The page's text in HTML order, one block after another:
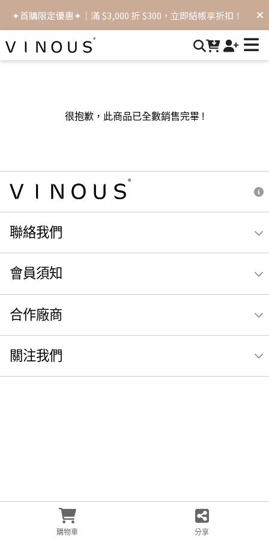
緊緻逆齡肌膚 | VINOUS術後保養品首選
✦首購限定優惠✦｜滿 $3,000 折 $300，立即結帳享折扣！
✦滿額免運✦｜滿 $2,000，立即享有免運優惠！
很抱歉，此商品已全數銷售完畢 !
聯絡我們
會員須知
合作廠商
關注我們
購物車 分享